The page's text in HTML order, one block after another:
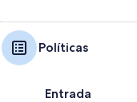
Políticas
Entrada